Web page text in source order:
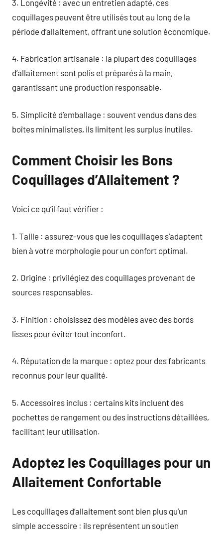
3. Longévité : avec un entretien adapté, ces
coquillages peuvent être utilisés tout au long de la
période d’allaitement, offrant une solution économique.
4. Fabrication artisanale : la plupart des coquillages
d’allaitement sont polis et préparés à la main,
garantissant une production responsable.
5. Simplicité d’emballage : souvent vendus dans des
boîtes minimalistes, ils limitent les surplus inutiles.
Comment Choisir les Bons
Coquillages d’Allaitement ?
Voici ce qu’il faut vérifier :
1. Taille : assurez-vous que les coquillages s’adaptent
bien à votre morphologie pour un confort optimal.
2. Origine : privilégiez des coquillages provenant de
sources responsables.
3. Finition : choisissez des modèles avec des bords
lisses pour éviter tout inconfort.
4. Réputation de la marque : optez pour des fabricants
reconnus pour leur qualité.
5. Accessoires inclus : certains kits incluent des
pochettes de rangement ou des instructions détaillées,
facilitant leur utilisation.
Adoptez les Coquillages pour un
Allaitement Confortable
Les coquillages d’allaitement sont bien plus qu’un
simple accessoire : ils représentent un soutien